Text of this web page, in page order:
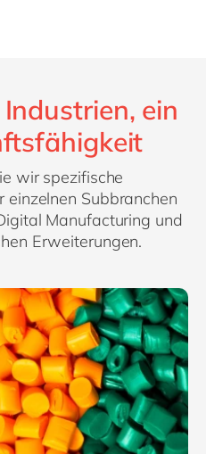
ein
wir spezifische
Subbranchen
Manufacturing und
Erweiterungen.